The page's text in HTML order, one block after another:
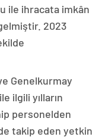
ile ihracata imkân
2023
Genelkurmay
ilgili yılların
personelden
takip eden yetkin